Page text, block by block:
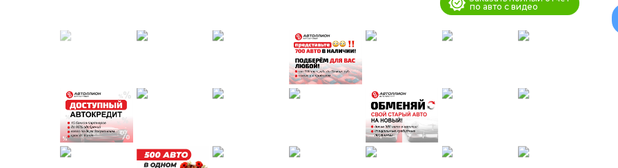
по авто с видео